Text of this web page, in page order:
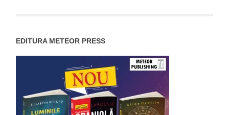
EDITURA METEOR PRESS